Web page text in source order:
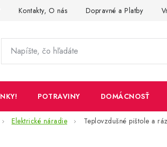
Kontakty, O nás Dopravné a Platby
POTRAVINY DOMÁCNOSŤ
Elektrické náradie Teplovzdušné pištole a